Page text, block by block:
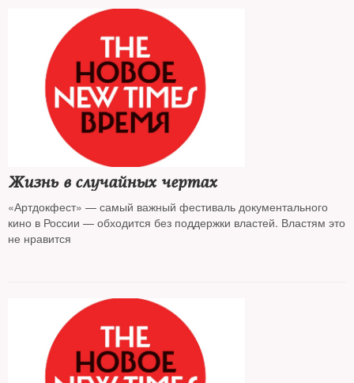
Жизнь в случайных чертах
«Артдокфест» — самый важный фестиваль документального
кино в России — обходится без поддержки властей. Властям это
не нравится